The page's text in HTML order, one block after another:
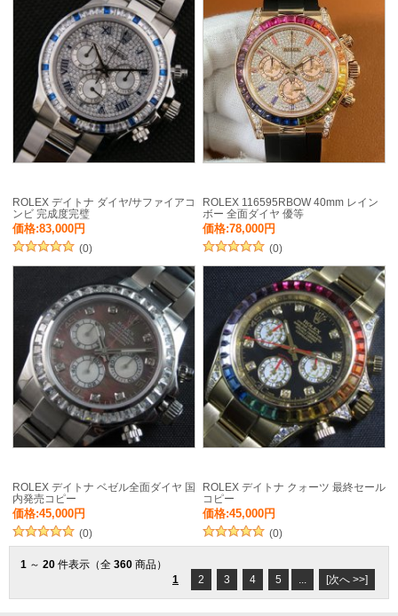
ROLEX デイトナ ダイヤ/サファイアコ
ンビ 完成度完璧
価格:83,000円
(0)
ROLEX 116595RBOW 40mm レイン
ボー 全面ダイヤ 優等
価格:78,000円
(0)
ROLEX デイトナ ベゼル全面ダイヤ 国
内発売コピー
価格:45,000円
(0)
ROLEX デイトナ クォーツ 最終セール
コピー
価格:45,000円
(0)
1 ～ 20 件表示（全 360 商品）
1
2 3 4 5 ... [次へ >>]